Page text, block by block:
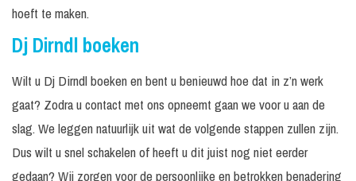
hoeft te maken.
Dj Dirndl boeken
Wilt u Dj Dirndl boeken en bent u benieuwd hoe dat in z’n werk
gaat? Zodra u contact met ons opneemt gaan we voor u aan de
slag. We leggen natuurlijk uit wat de volgende stappen zullen zijn.
Dus wilt u snel schakelen of heeft u dit juist nog niet eerder
gedaan? Wij zorgen voor de persoonlijke en betrokken benadering